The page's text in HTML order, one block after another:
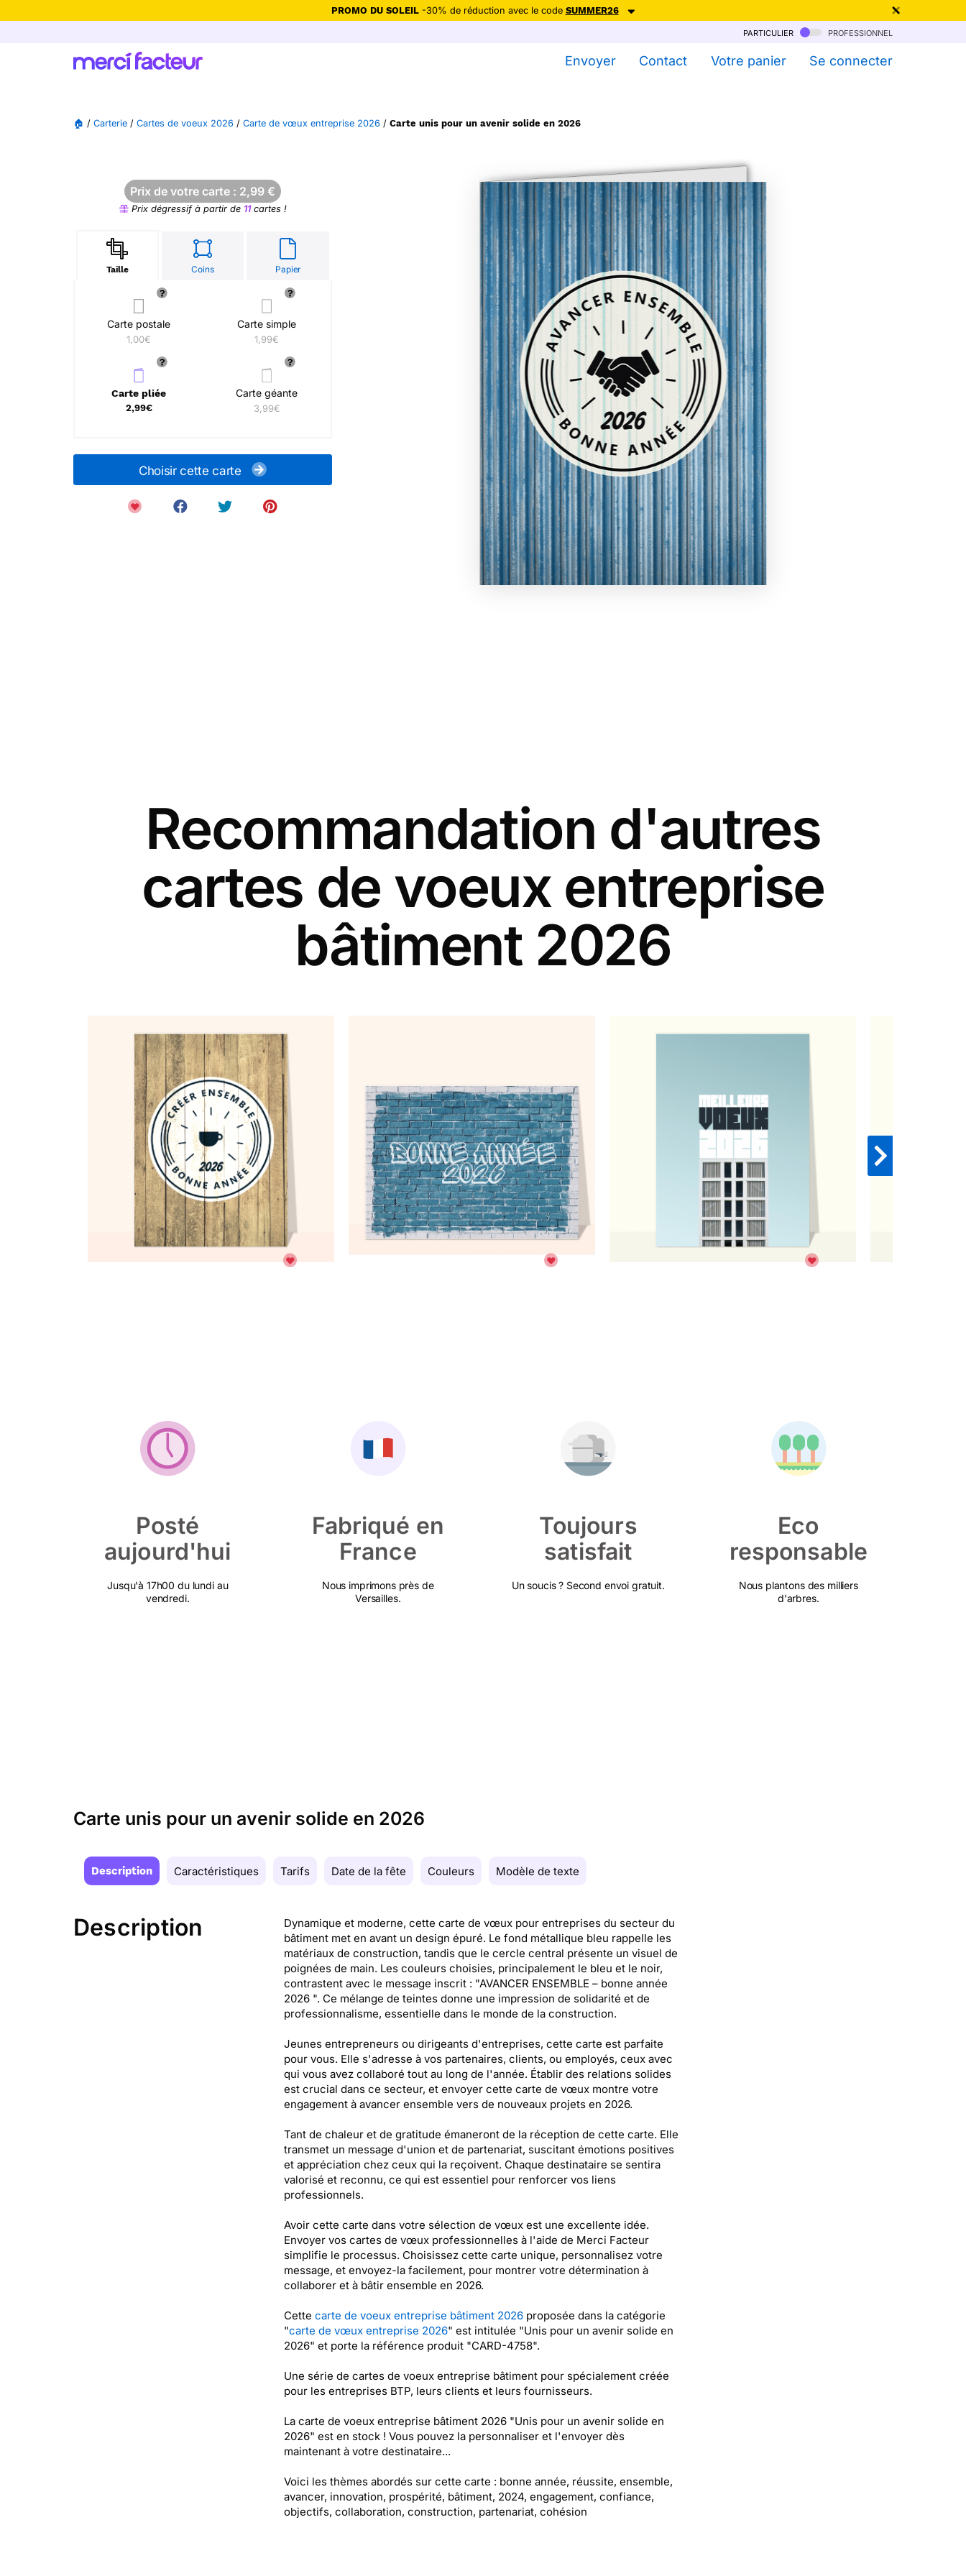
PROMO DU SOLEIL-30% de réduction avec le code SUMMER26
Ne plus afficher
particulier professionnel
Envoyer Contact Votre panier Se connecter
🏠 / Carterie / Cartes de voeux 2026 / Carte de vœux entreprise 2026 / Carte unis pour un avenir solide en 2026
Prix de votre carte : 2,99 €
Prix dégressif à partir de 11cartes !
Taille Coins Papier
Carte postale
1,00€
Carte simple
1,99€
Carte pliée
2,99€
Carte géante
3,99€
Choisir cette carte
Recommandation d'autres
cartes de voeux entreprise
bâtiment 2026
Posté
aujourd'hui
Jusqu'à 17h00 du lundi au
vendredi.
Fabriqué en
France
Nous imprimons près de
Versailles.
Toujours
satisfait
Un soucis ? Second envoi gratuit.
Eco
responsable
Nous plantons des milliers
d'arbres.
Carte unis pour un avenir solide en 2026
Description Caractéristiques Tarifs Date de la fête Couleurs Modèle de texte
Description
Dynamique et moderne, cette carte de vœux pour entreprises du secteur du
bâtiment met en avant un design épuré. Le fond métallique bleu rappelle les
matériaux de construction, tandis que le cercle central présente un visuel de
poignées de main. Les couleurs choisies, principalement le bleu et le noir,
contrastent avec le message inscrit : "AVANCER ENSEMBLE – bonne année
2026 ". Ce mélange de teintes donne une impression de solidarité et de
professionnalisme, essentielle dans le monde de la construction.
Jeunes entrepreneurs ou dirigeants d'entreprises, cette carte est parfaite
pour vous. Elle s'adresse à vos partenaires, clients, ou employés, ceux avec
qui vous avez collaboré tout au long de l'année. Établir des relations solides
est crucial dans ce secteur, et envoyer cette carte de vœux montre votre
engagement à avancer ensemble vers de nouveaux projets en 2026.
Tant de chaleur et de gratitude émaneront de la réception de cette carte. Elle
transmet un message d'union et de partenariat, suscitant émotions positives
et appréciation chez ceux qui la reçoivent. Chaque destinataire se sentira
valorisé et reconnu, ce qui est essentiel pour renforcer vos liens
professionnels.
Avoir cette carte dans votre sélection de vœux est une excellente idée.
Envoyer vos cartes de vœux professionnelles à l'aide de Merci Facteur
simplifie le processus. Choisissez cette carte unique, personnalisez votre
message, et envoyez-la facilement, pour montrer votre détermination à
collaborer et à bâtir ensemble en 2026.
Cette carte de voeux entreprise bâtiment 2026proposée dans la catégorie
"carte de vœux entreprise 2026" est intitulée "Unis pour un avenir solide en
2026" et porte la référence produit "CARD-4758".
Une série de cartes de voeux entreprise bâtiment pour spécialement créée
pour les entreprises BTP, leurs clients et leurs fournisseurs.
La carte de voeux entreprise bâtiment 2026 "Unis pour un avenir solide en
2026" est en stock ! Vous pouvez la personnaliser et l'envoyer dès
maintenant à votre destinataire...
Voici les thèmes abordés sur cette carte : bonne année, réussite, ensemble,
avancer, innovation, prospérité, bâtiment, 2024, engagement, confiance,
objectifs, collaboration, construction, partenariat, cohésion